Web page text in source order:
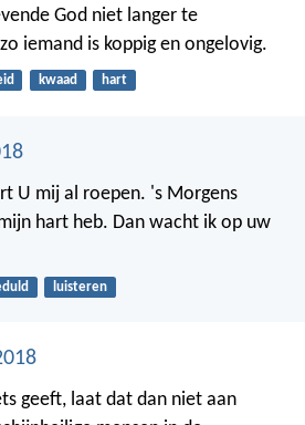
God niet langer te
iemand is koppig en ongelovig.
kwaad hart
U mij al roepen. 's Morgens
hart heb. Dan wacht ik op uw
luisteren
geeft, laat dat dan niet aan